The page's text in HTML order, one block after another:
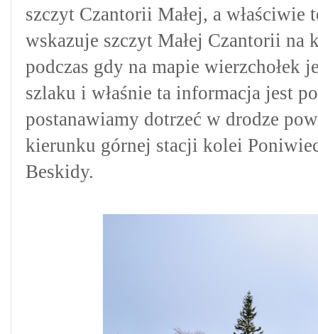
szczyt Czantorii Małej, a
wskazuje szczyt Małej Czantorii
podczas gdy na mapie wierzchołek
szlaku i właśnie ta informacja jest
postanawiamy dotrzeć w drodze
kierunku górnej stacji kolei
Beskidy.